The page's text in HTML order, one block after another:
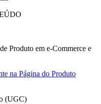
Produto em e-Commerce e
na Página do Produto
(UGC)